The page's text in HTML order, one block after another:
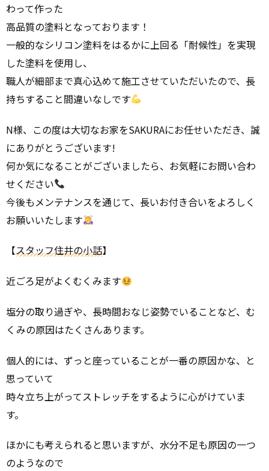
わって作った
高品質の塗料となっております！
一般的なシリコン塗料をはるかに上回る「耐候性」を実現
した塗料を使用し、
職人が細部まで真心込めて施工させていただいたので、長
持ちすること間違いなしです
N様、この度は大切なお家をSAKURAにお任せいただき、誠
にありがとうございます!
何か気になることがございましたら、お気軽にお問い合わ
せください
今後もメンテナンスを通じて、長いお付き合いをよろしく
お願いいたします
【スタッフ住井の小話】
近ごろ足がよくむくみます
塩分の取り過ぎや、長時間おなじ姿勢でいることなど、む
くみの原因はたくさんあります。
個人的には、ずっと座っていることが一番の原因かな、と
思っていて
時々立ち上がってストレッチをするように心がけていま
す。
ほかにも考えられると思いますが、水分不足も原因の一つ
のようなので